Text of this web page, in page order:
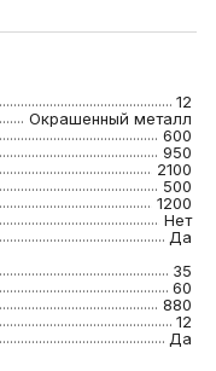
12
Окрашенный металл
600
950
2100
500
1200
Нет
Да
35
60
880
12
Да